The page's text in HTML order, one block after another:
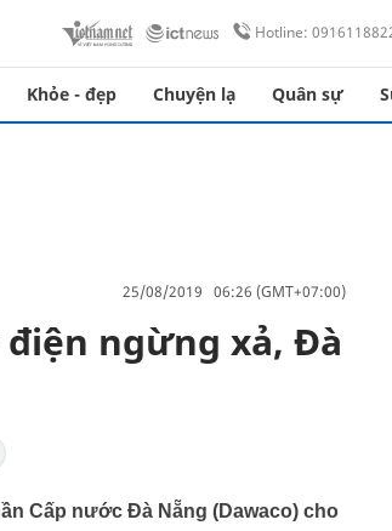
Hotline:
Khỏe - đẹp Chuyện lạ Quân sự
25/08/2019 06:26 (GMT+07:00)
ngừng xả, Đà
Cấp nước Đà Nẵng (Dawaco) cho